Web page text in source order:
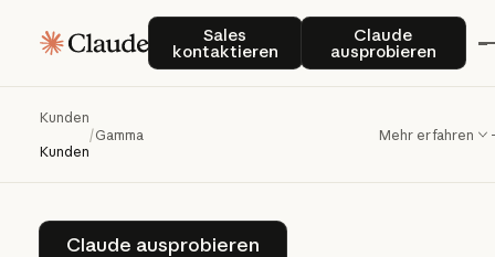
Sales
kontaktieren
Sales kontaktierenClaude
ausprobieren
Claude
Kunden
Kunden
/Gamma Mehr erfahren
GammahilftTeams,
professionelle
Präsentationen
mit
Claude
Claude ausprobieren
Claude ausprobieren